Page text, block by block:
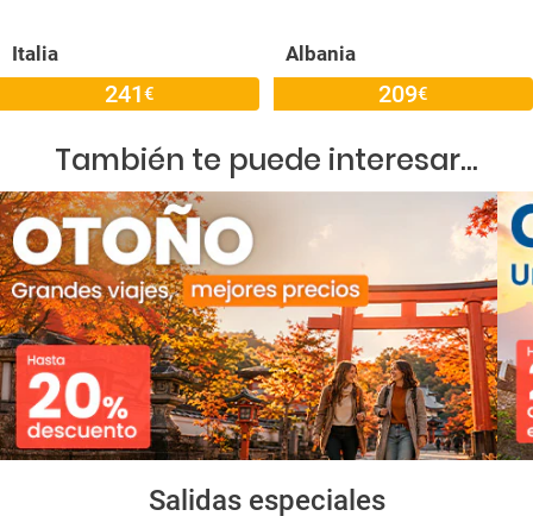
Italia
241€
Albania
209€
También te puede interesar...
Salidas especiales